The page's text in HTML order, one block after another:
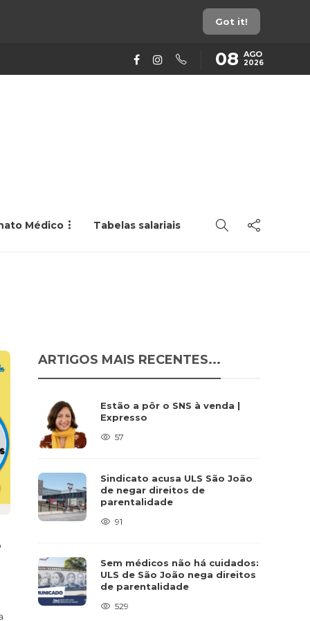
Got it!
08 AGO
2026
Médico Tabelas salariais
ARTIGOS MAIS RECENTES...
Estão a pôr o SNS à venda |
Expresso
57
Sindicato acusa ULS São João
de negar direitos de
parentalidade
91
Sem médicos não há cuidados:
ULS de São João nega direitos
de parentalidade
529